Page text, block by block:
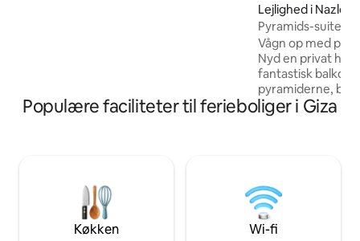
oplevelser ud! Vi forpligter os til at
tilbyde vores gæster den magiske
Lejlighed i Nazlet
n
Pyramids-suite
Vågn op med
Nyd en privat hel
fantastisk
pyramiderne, beliggende kun 5 minutter
fra Pyramids
uhindret udsigt
tæt på
arrangere:
Private rundvisninger 👉
Populære faciliteter til ferieboliger i Giza
Køkken Wi-fi